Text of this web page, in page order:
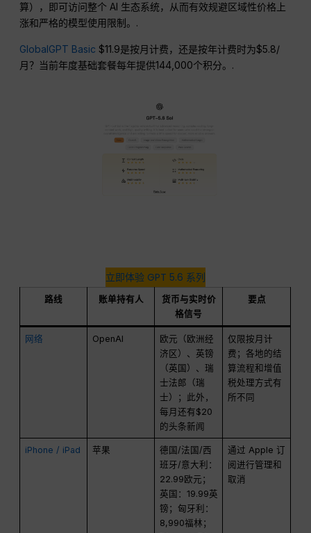
算），即可访问整个 AI 生态系统，从而有效规避区域性价格上
涨和严格的模型使用限制。.
GlobalGPT Basic $11.9是按月计费，还是按年计费时为$5.8/
月？当前年度基础套餐每年提供144,000个积分。.
立即体验 GPT 5.6 系列
路线 账单持有人
货币与实时价
格信号
要点
网络 OpenAI
欧元（欧洲经
济区）、英镑
（英国）、瑞
士法郎（瑞
士）；此外，
每月还有$20
的头条新闻
仅限按月计
费；各地的结
算流程和增值
税处理方式有
所不同
iPhone / iPad 苹果
德国/法国/西
班牙/意大利：
22.99欧元；
英国：19.99英
镑；匈牙利：
8,990福林；
通过 Apple 订
阅进行管理和
取消